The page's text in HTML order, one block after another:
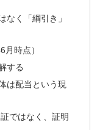
なく「綱引き」
時点）
する
は配当という現
ではなく、証明